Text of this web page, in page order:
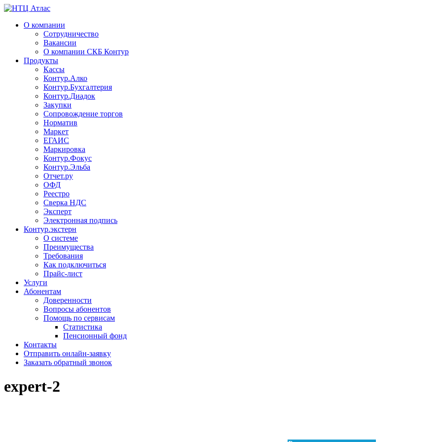
О компании
Сотрудничество
Вакансии
О компании СКБ Контур
Продукты
Кассы
Контур.Алко
Контур.Бухгалтерия
Контур.Диадок
Закупки
Сопровождение торгов
Норматив
Маркет
ЕГАИС
Маркировка
Контур.Фокус
Контур.Эльба
Отчет.ру
ОФД
Реестро
Сверка НДС
Эксперт
Электронная подпись
Контур.экстерн
О системе
Преимущества
Требования
Как подключиться
Прайс-лист
Услуги
Абонентам
Доверенности
Вопросы абонентов
Помощь по сервисам
Статистика
Пенсионный фонд
Контакты
Отправить онлайн-заявку
Заказать обратный звонок
expert-2